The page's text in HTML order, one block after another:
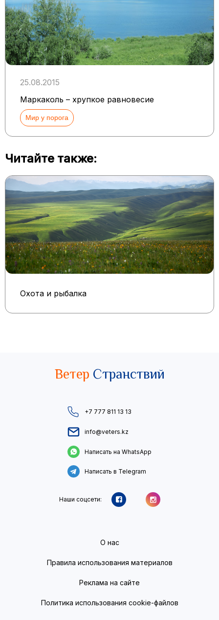
25.08.2015
Маркаколь – хрупкое равновесие
Мир у порога
Читайте также:
Охота и рыбалка
Ветер Странствий
+7 777 811 13 13
info@veters.kz
Написать на WhatsApp
Написать в Telegram
Наши соцсети:
О нас
Правила использования материалов
Реклама на сайте
Политика использования cookie-файлов